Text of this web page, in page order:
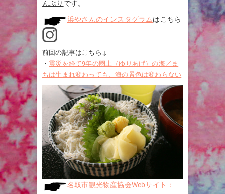
んぶり です。
浜やさんのインスタグラムはこちら
前回の記事はこちら↓
・ 震災を経て9年の閖上（ゆりあげ）の海／ま
ちは生まれ変わっても、海の景色は変わらない
名取市観光物産協会Webサイト：